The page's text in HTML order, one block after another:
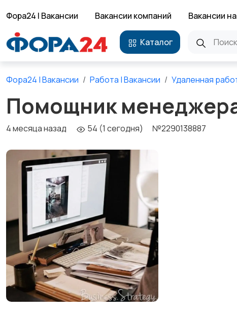
Фора24 | Вакансии Вакансии компаний Вакансии
Каталог
Фора24 | Вакансии Работа | Вакансии Удаленная
Помощник
4 месяца назад 54 (1 сегодня) №2290138887